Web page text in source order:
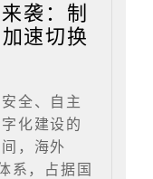
袭：制
速切换
全、自主
化建设的
，海外
系，占据国